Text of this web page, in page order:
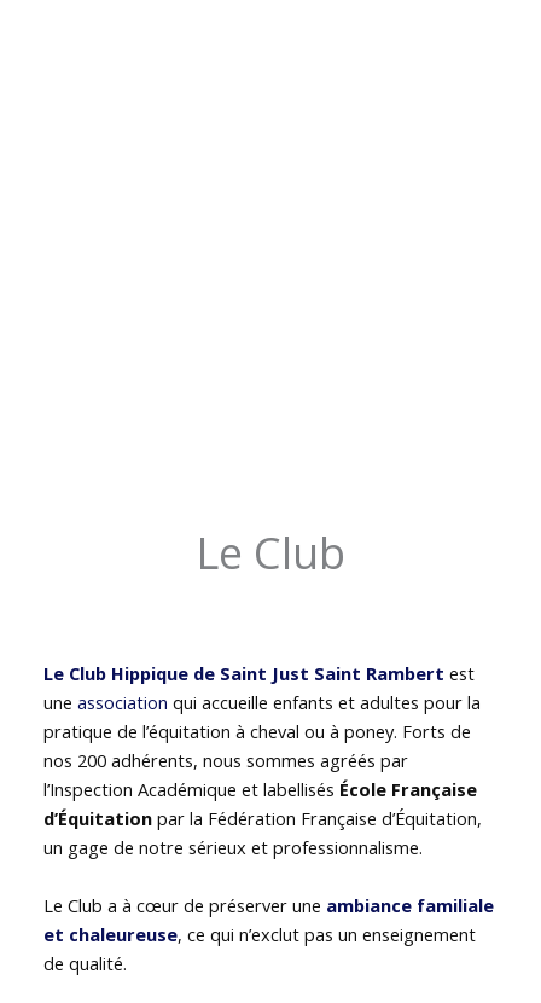
Le Club
Le Club Hippique de Saint Just Saint Rambert est
uneassociation qui accueille enfants et adultes pour la
pratique de l’équitation à cheval ou à poney. Forts de
nos 200 adhérents, nous sommes agréés par
l’Inspection Académique et labellisés École Française
d’Équitation par la Fédération Française d’Équitation,
un gage de notre sérieux et professionnalisme.
Le Club a à cœur de préserver une ambiance familiale
et chaleureuse, ce qui n’exclut pas un enseignement
de qualité.